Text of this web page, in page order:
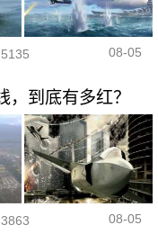
5135 08-05
到底有多红？
3863 08-05